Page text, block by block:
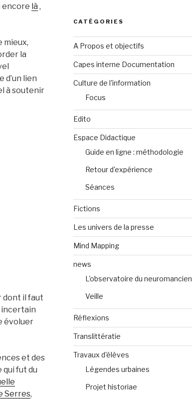
encore là ,
mieux,
la
d’un lien
à soutenir
dont il faut
incertain
évoluer
et des
fut du
Serres,
CATÉGORIES
A Propos et objectifs
Capes interne Documentation
Culture de l'information
Focus
Edito
Espace Didactique
Guide en ligne : méthodologie
Retour d'expérience
Séances
Fictions
Les univers de la presse
Mind Mapping
news
L'observatoire du neuromancien
Veille
Réflexions
Translittératie
Travaux d'élèves
Légendes urbaines
Projet historiae